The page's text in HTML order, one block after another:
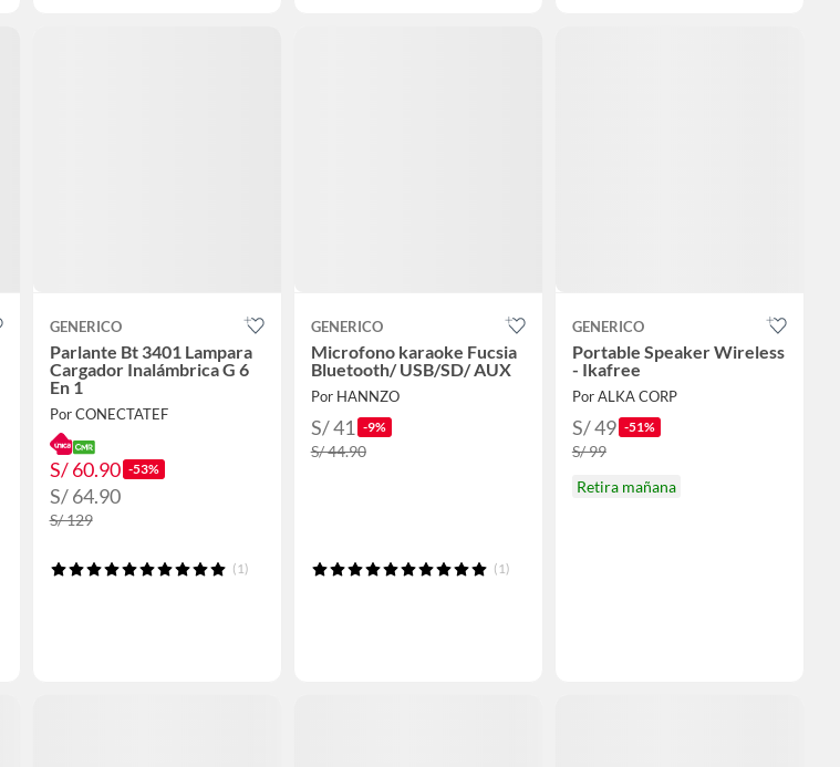
GENERICO
Parlante Bt 3401 Lampara
Cargador Inalámbrica G 6
En 1
Por CONECTATEF
S/ 60.90 -53%
S/ 64.90
S/ 129
(1)
GENERICO
Microfono karaoke Fucsia
Bluetooth/ USB/SD/ AUX
Por HANNZO
S/ 41 -9%
S/ 44.90
(1)
GENERICO
Portable Speaker Wireless
- Ikafree
Por ALKA CORP
S/ 49 -51%
S/ 99
Retira mañana